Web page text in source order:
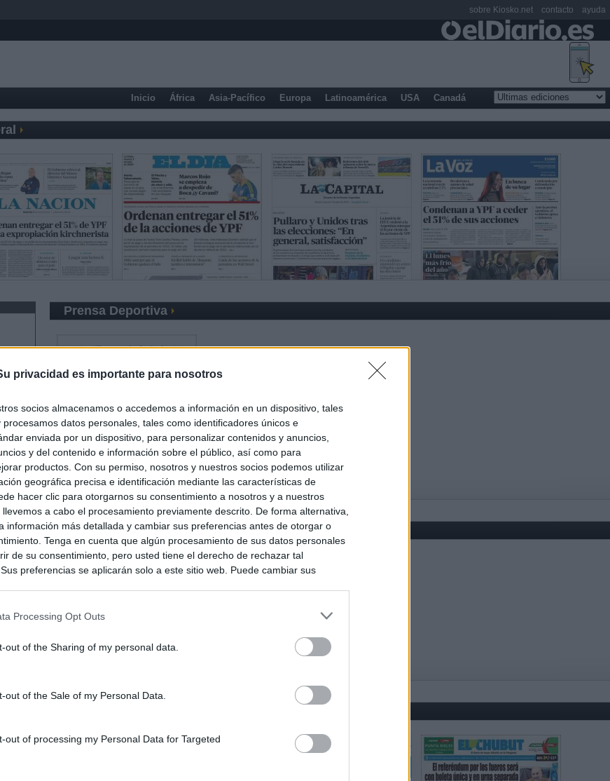
privacidad es importante para nosotros
socios almacenamos o accedemos a información en un dispositivo, tales
procesamos datos personales, tales como identificadores únicos e
enviada por un dispositivo, para personalizar contenidos y anuncios,
y del contenido e información sobre el público, así como para
productos. Con su permiso, nosotros y nuestros socios podemos utilizar
geográfica precisa e identificación mediante las características de
hacer clic para otorgarnos su consentimiento a nosotros y a nuestros
a cabo el procesamiento previamente descrito. De forma alternativa,
información más detallada y cambiar sus preferencias antes de otorgar o
Tenga en cuenta que algún procesamiento de sus datos personales
de su consentimiento, pero usted tiene el derecho de rechazar tal
preferencias se aplicarán solo a este sitio web. Puede cambiar sus
Processing Opt Outs
out of the Sharing of my personal data.
out of the Sale of my Personal Data.
out of processing my Personal Data for Targeted
Inicio África Asia-Pacífico Europa Latinoamérica USA Canadá
Prensa Deportiva
sobre Kiosko.net contacto ayuda